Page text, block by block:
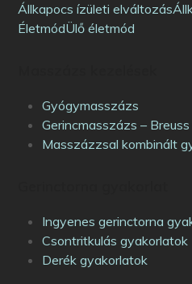
Állkapocs ízületi elváltozás
ÉletmódÜlő életmód
Gyógymasszázs
Gerincmasszázs –
Masszázzsal kombinált
Ingyenes gerinctorna
Csontritkulás gyakorlatok
Derék gyakorlatok